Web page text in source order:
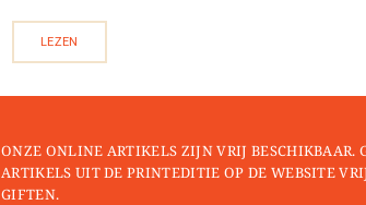
LEZEN
ONZE ONLINE ARTIKELS ZIJN VRIJ BESCHIKBAAR.
ARTIKELS UIT DE PRINTEDITIE OP DE WEBSITE
GIFTEN.